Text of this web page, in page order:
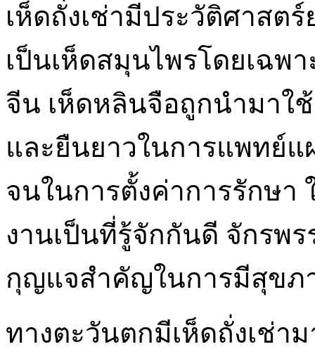
เห็ดถั่งเช่ามีประวัติศาสต
เป็นเห็ดสมุนไพรโดยเฉพ
จีน เห็ดหลินจือถูกนำมาใ
และยืนยาวในการแพทย์
จนในการตั้งค่าการรักษา
งานเป็นที่รู้จักกันดี จักรพ
กุญแจสำคัญในการมีสุขภ
ทางตะวันตกมีเห็ดถั่งเช่า